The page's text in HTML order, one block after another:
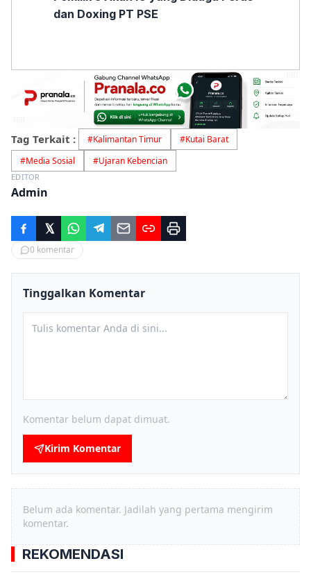
dan Doxing PT PSE
Tag Terkait : #Kalimantan Timur #Kutai Barat
#Media Sosial #Ujaran Kebencian
EDITOR
Admin
0 komentar
Tinggalkan Komentar
Komentar belum dapat dimuat.
Kirim Komentar
Belum ada komentar. Jadilah yang pertama mengirim
komentar.
REKOMENDASI